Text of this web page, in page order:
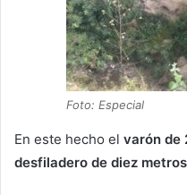
Foto: Especial
En este hecho el varón de
desfiladero de diez metros